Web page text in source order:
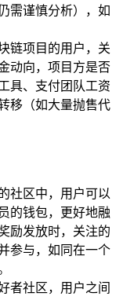
需谨慎分析），如
链项目的用户，关
动向，项目方是否
具、支付团队工资
移（如大量抛售代
社区中，用户可以
的钱包，更好地融
励发放时，关注的
参与，如同在一个
者社区，用户之间